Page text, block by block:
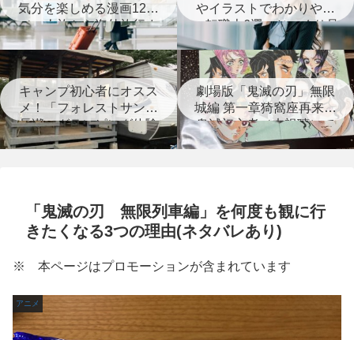
気分を楽しめる漫画12選
（一人旅から海外旅行ま
で）
やイラストでわかりやす
い転職本6選＋じっくり見
つめなおす本3選
キャンプ初心者にオスス
メ！「フォレストサンズ
長瀞」グランピング体験
レポート
劇場版「鬼滅の刃」無限
城編 第一章猗窩座再来は
鬼滅初心者（未視聴）で
も楽しめる？
「鬼滅の刃 無限列車編」を何度も観に行
きたくなる3つの理由(ネタバレあり)
※ 本ページはプロモーションが含まれています
アニメ